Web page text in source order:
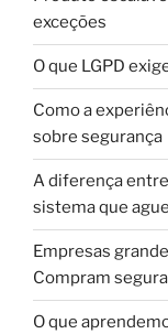
exceções
O que LGPD
Como a
sobre segurança
A diferença
sistema que
Empresas
Compram
O que